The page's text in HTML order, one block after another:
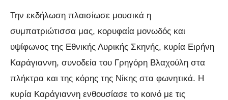
Την εκδήλωση πλαισίωσε μουσικά η
συμπατριώτισσα μας, κορυφαία μονωδός και
υψίφωνος της Εθνικής Λυρικής Σκηνής, κυρία Ειρήνη
Καράγιαννη, συνοδεία του Γρηγόρη Βλαχούλη στα
πλήκτρα και της κόρης της Νίκης στα φωνητικά. Η
κυρία Καράγιαννη ενθουσίασε το κοινό με τις